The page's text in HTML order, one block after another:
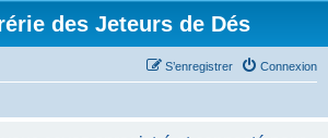
des Jeteurs de Dés
Connexion
S’enregistrer